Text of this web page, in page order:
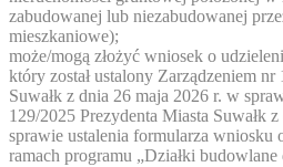
zabudowanej lub niezabudowanej
mieszkaniowe);
może/mogą złożyć wniosek o
który został ustalony Zarządzeniem
Suwałk z dnia 26 maja 2026 r. w
129/2025 Prezydenta Miasta Suwałk
sprawie ustalenia formularza
ramach programu „Działki budowlane